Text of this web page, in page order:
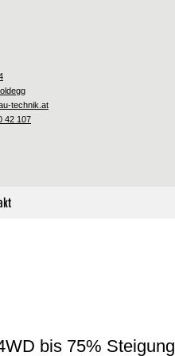
technik.at
42 107
bis 75% Steigung